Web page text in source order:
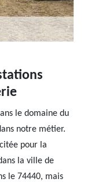
le domaine du
notre métier.
pour la
la ville de
le 74440, mais